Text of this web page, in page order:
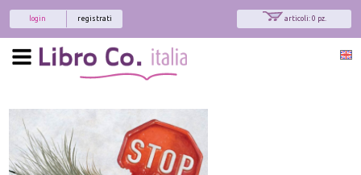
articoli: 0 pz.
registrati
login